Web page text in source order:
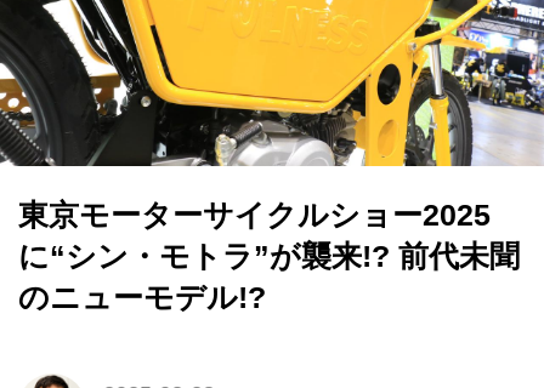
東京モーターサイクルショー2025
に“シン・モトラ”が襲来!? 前代未聞
のニューモデル!?